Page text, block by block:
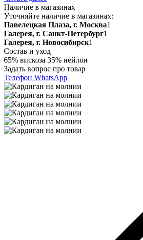
Наличие в магазинах
Уточняйте наличие в магазинах:
Павелецкая Плаза, г. Москва1
Галерея, г. Санкт-Петербург1
Галерея, г. Новосибирск1
Состав и уход
65% вискоза 35% нейлон
Задать вопрос про товар
Телефон WhatsApp